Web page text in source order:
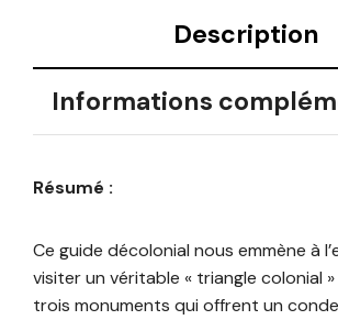
Description
Informations
Résumé :
Ce guide décolonial nous emmène à
visiter un véritable « triangle colonial
trois monuments qui offrent un